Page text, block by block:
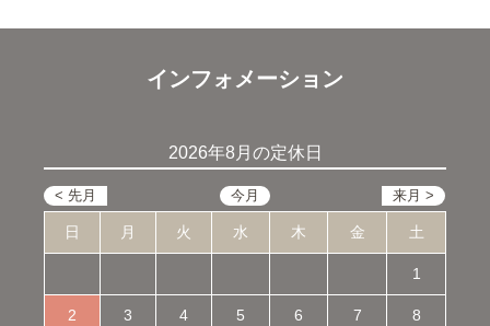
インフォメーション
2026年8月の定休日
日 月 火 水 木 金 土
1
2 3 4 5 6 7 8